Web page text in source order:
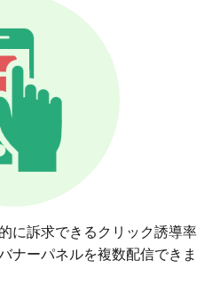
に訴求できるクリック誘導率
ナーパネルを複数配信できま